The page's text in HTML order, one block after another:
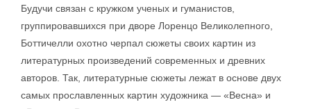
Будучи связан с кружком ученых и гуманистов,
группировавшихся при дворе Лоренцо Великолепного,
Боттичелли охотно черпал сюжеты своих картин из
литературных произведений современных и древних
авторов. Так, литературные сюжеты лежат в основе двух
самых прославленных картин художника — «Весна» и